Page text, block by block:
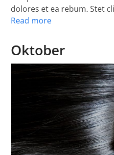
dolores et ea rebum. Stet
Read more
Oktober